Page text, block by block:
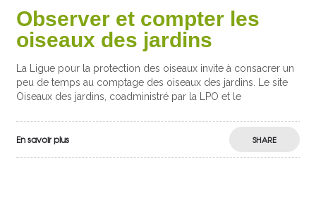
Observer et compter les
oiseaux des jardins
La Ligue pour la protection des oiseaux invite à consacrer un
peu de temps au comptage des oiseaux des jardins. Le site
Oiseaux des jardins, coadministré par la LPO et le
En savoir plus SHARE